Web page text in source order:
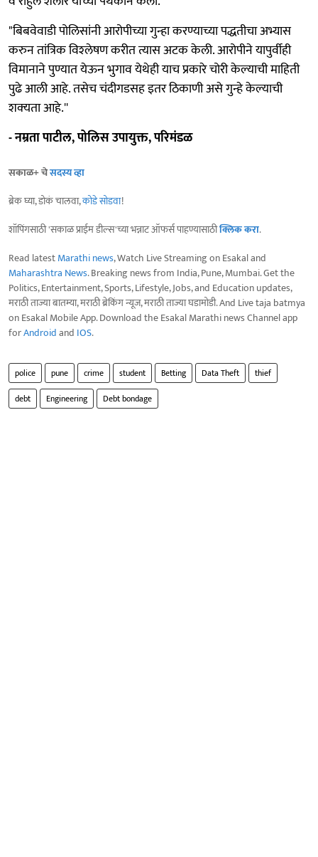
"बिबवेवाडी पोलिसांनी आरोपीच्या गुन्हा करण्याच्या पद्धतीचा अभ्यास
करुन तांत्रिक विश्‍लेषण करीत त्यास अटक केली. आरोपीने यापुर्वीही
विमानाने पुण्यात येऊन भुगाव येथेही याच प्रकारे चोरी केल्याची माहिती
पुढे आली आहे. तसेच चंदीगडसह इतर ठिकाणी असे गुन्हे केल्याची
शक्‍यता आहे.''
- नम्रता पाटील, पोलिस उपायुक्त, परिमंडळ
सकाळ+ चेसदस्य व्हा
ब्रेक घ्या, डोकं चालवा,कोडे सोडवा!
शॉपिंगसाठी 'सकाळ प्राईम डील्स'च्या भन्नाट ऑफर्स पाहण्यासाठीक्लिक करा.
Read latestMarathi news, Watch Live Streaming on Esakal and
Maharashtra News. Breaking news from India, Pune, Mumbai. Get the
Politics, Entertainment, Sports, Lifestyle, Jobs, and Education updates,
मराठी ताज्या बातम्या, मराठी ब्रेकिंग न्यूज, मराठी ताज्या घडामोडी. And Live taja batmya
on Esakal Mobile App. Download the Esakal Marathi news Channel app
forAndroidand IOS.
police pune crime student Betting Data Theft
thief
debt
Engineering Debt bondage